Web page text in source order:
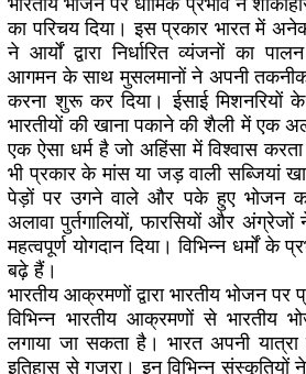
का परिचय दिया। इस प्रकार भारत में
ने आर्यों द्वारा निर्धारित व्यंजनों का
आगमन के साथ मुसलमानों ने अपनी
करना शुरू कर दिया। ईसाई
भारतीयों की खाना पकाने की शैली में एक
एक ऐसा धर्म है जो अहिंसा में विश्वास
भी प्रकार के मांस या जड़ वाली सब्जियां
पेड़ों पर उगने वाले और पके हुए भोजन
अलावा पुर्तगालियों, फारसियों और अंग्रेजों
महत्वपूर्ण योगदान दिया। विभिन्न धर्मों के
बढ़े हैं।
भारतीय आक्रमणों द्वारा भारतीय भोजन पर
विभिन्न भारतीय आक्रमणों से भारतीय
लगाया जा सकता है। भारत अपनी
इतिहास से गुजरा। इन विभिन्न संस्कृतियों ने